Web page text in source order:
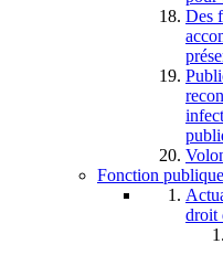
Des
Fonction
droit